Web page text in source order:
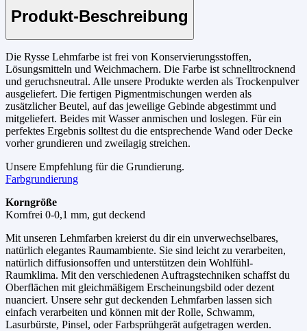
Produkt-Beschreibung
Die Rysse Lehmfarbe ist frei von Konservierungsstoffen,
Lösungsmitteln und Weichmachern. Die Farbe ist schnelltrocknend
und geruchsneutral. Alle unsere Produkte werden als Trockenpulver
ausgeliefert. Die fertigen Pigmentmischungen werden als
zusätzlicher Beutel, auf das jeweilige Gebinde abgestimmt und
mitgeliefert. Beides mit Wasser anmischen und loslegen. Für ein
perfektes Ergebnis solltest du die entsprechende Wand oder Decke
vorher grundieren und zweilagig streichen.
Unsere Empfehlung für die Grundierung.
Farbgrundierung
Korngröße
Kornfrei 0-0,1 mm, gut deckend
Mit unseren Lehmfarben kreierst du dir ein unverwechselbares,
natürlich elegantes Raumambiente. Sie sind leicht zu verarbeiten,
natürlich diffusionsoffen und unterstützen dein Wohlfühl-
Raumklima. Mit den verschiedenen Auftragstechniken schaffst du
Oberflächen mit gleichmäßigem Erscheinungsbild oder dezent
nuanciert. Unsere sehr gut deckenden Lehmfarben lassen sich
einfach verarbeiten und können mit der Rolle, Schwamm,
Lasurbürste, Pinsel, oder Farbsprühgerät aufgetragen werden.